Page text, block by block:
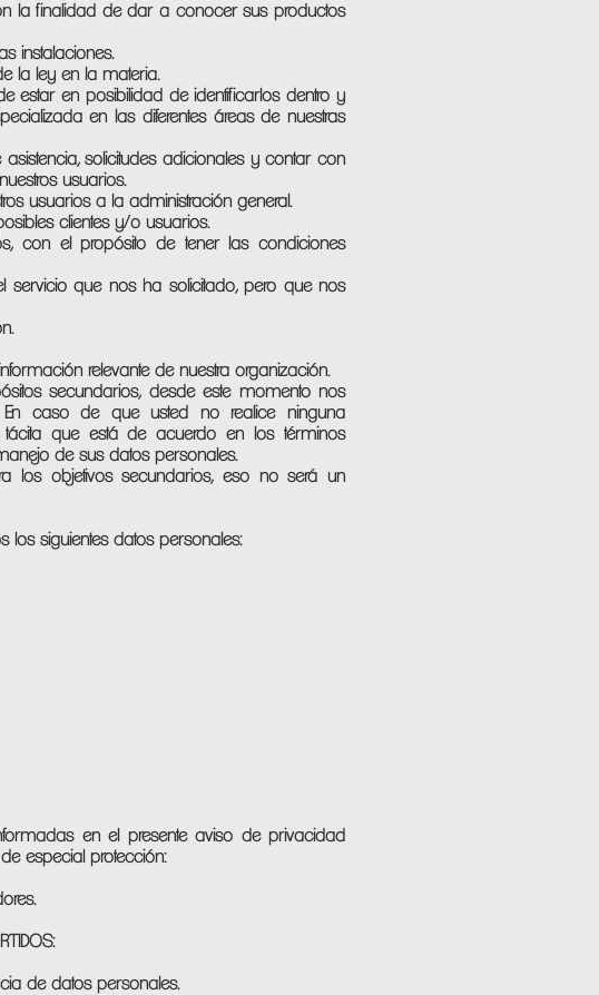
la finalidad de dar a conocer sus productos
instalaciones.
la ley en la materia.
estar en posibilidad de identificarlos dentro y
en las diferentes áreas de nuestras
solicitudes adicionales y contar con
usuarios.
usuarios a la administración general.
clientes y/o usuarios.
con el propósito de tener las condiciones
servicio que nos ha solicitado, pero que nos
relevante de nuestra organización.
secundarios, desde este momento nos
caso de que usted no realice ninguna
que está de acuerdo en los términos
de sus datos personales.
los objetivos secundarios, eso no será un
los siguientes datos personales:
en el presente aviso de privacidad
especial protección:
de datos personales.